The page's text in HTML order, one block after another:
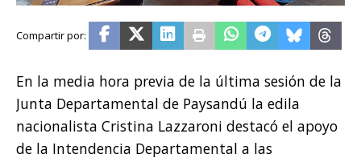
En la media hora previa de la última sesión de la
Junta Departamental de Paysandú la edila
nacionalista Cristina Lazzaroni destacó el apoyo
de la Intendencia Departamental a las